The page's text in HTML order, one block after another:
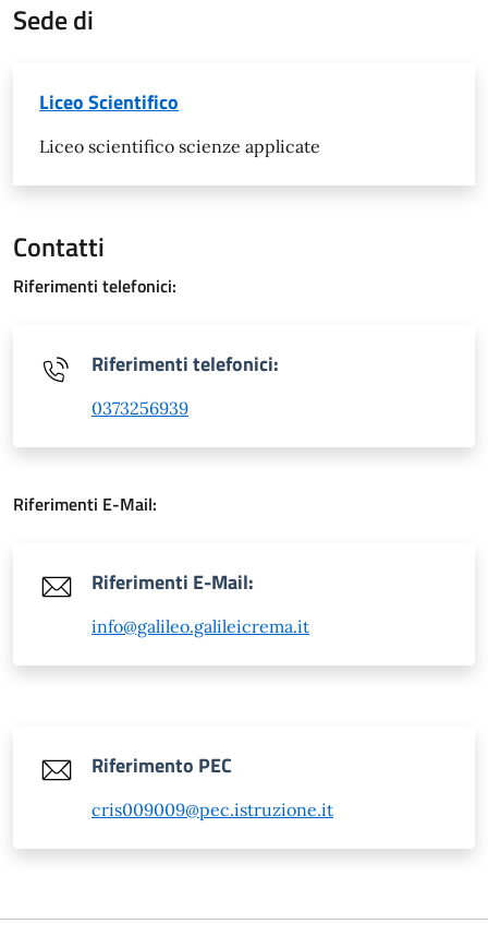
Sede di
Liceo Scientifico
Liceo scientifico scienze applicate
Contatti
Riferimenti telefonici:
Riferimenti telefonici:
0373256939
Riferimenti E-Mail:
Riferimenti E-Mail:
info@galileo.galileicrema.it
Riferimento PEC
cris009009@pec.istruzione.it